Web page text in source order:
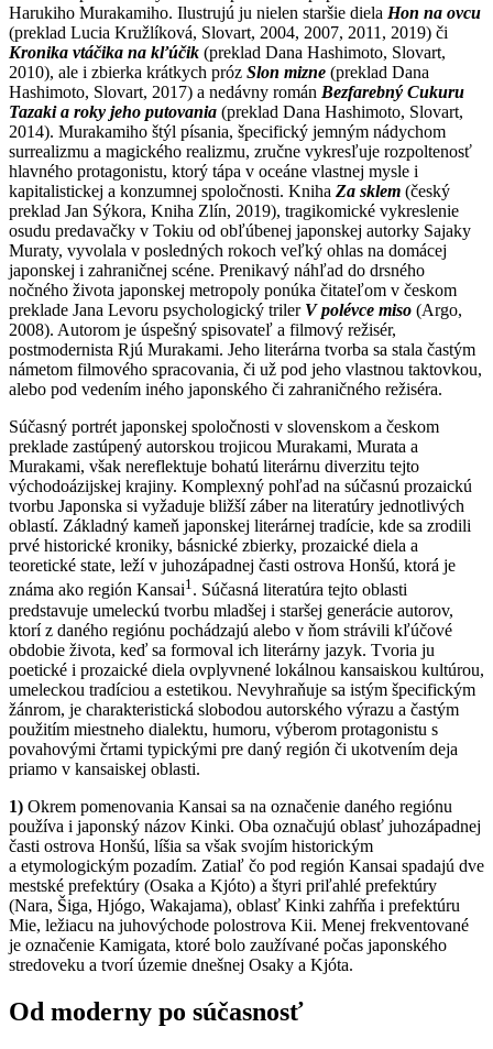
Harukiho Murakamiho. Ilustrujú ju nielen staršie diela Hon na ovcu
(preklad Lucia Kružlíková, Slovart, 2004, 2007, 2011, 2019) či
Kronika vtáčika na kľúčik (preklad Dana Hashimoto, Slovart,
2010), ale i zbierka krátkych próz Slon mizne (preklad Dana
Hashimoto, Slovart, 2017) a nedávny román Bezfarebný Cukuru
Tazaki a roky jeho putovania (preklad Dana Hashimoto, Slovart,
2014). Murakamiho štýl písania, špecifický jemným nádychom
surrealizmu a magického realizmu, zručne vykresľuje rozpoltenosť
hlavného protagonistu, ktorý tápa v oceáne vlastnej mysle i
kapitalistickej a konzumnej spoločnosti. Kniha Za sklem (český
preklad Jan Sýkora, Kniha Zlín, 2019), tragikomické vykreslenie
osudu predavačky v Tokiu od obľúbenej japonskej autorky Sajaky
Muraty, vyvolala v posledných rokoch veľký ohlas na domácej
japonskej i zahraničnej scéne. Prenikavý náhľad do drsného
nočného života japonskej metropoly ponúka čitateľom v českom
preklade Jana Levoru psychologický triler V polévce miso (Argo,
2008). Autorom je úspešný spisovateľ a filmový režisér,
postmodernista Rjú Murakami. Jeho literárna tvorba sa stala častým
námetom filmového spracovania, či už pod jeho vlastnou taktovkou,
alebo pod vedením iného japonského či zahraničného režiséra.
Súčasný portrét japonskej spoločnosti v slovenskom a českom
preklade zastúpený autorskou trojicou Murakami, Murata a
Murakami, však nereflektuje bohatú literárnu diverzitu tejto
východoázijskej krajiny. Komplexný pohľad na súčasnú prozaickú
tvorbu Japonska si vyžaduje bližší záber na literatúry jednotlivých
oblastí. Základný kameň japonskej literárnej tradície, kde sa zrodili
prvé historické kroniky, básnické zbierky, prozaické diela a
teoretické state, leží v juhozápadnej časti ostrova Honšú, ktorá je
známa ako región Kansai1. Súčasná literatúra tejto oblasti
predstavuje umeleckú tvorbu mladšej i staršej generácie autorov,
ktorí z daného regiónu pochádzajú alebo v ňom strávili kľúčové
obdobie života, keď sa formoval ich literárny jazyk. Tvoria ju
poetické i prozaické diela ovplyvnené lokálnou kansaiskou kultúrou,
umeleckou tradíciou a estetikou. Nevyhraňuje sa istým špecifickým
žánrom, je charakteristická slobodou autorského výrazu a častým
použitím miestneho dialektu, humoru, výberom protagonistu s
povahovými črtami typickými pre daný región či ukotvením deja
priamo v kansaiskej oblasti.
1) Okrem pomenovania Kansai sa na označenie daného regiónu
používa i japonský názov Kinki. Oba označujú oblasť juhozápadnej
časti ostrova Honšú, líšia sa však svojím historickým
a etymologickým pozadím. Zatiaľ čo pod región Kansai spadajú dve
mestské prefektúry (Osaka a Kjóto) a štyri priľahlé prefektúry
(Nara, Šiga, Hjógo, Wakajama), oblasť Kinki zahŕňa i prefektúru
Mie, ležiacu na juhovýchode polostrova Kii. Menej frekventované
je označenie Kamigata, ktoré bolo zaužívané počas japonského
stredoveku a tvorí územie dnešnej Osaky a Kjóta.
Od moderny po súčasnosť